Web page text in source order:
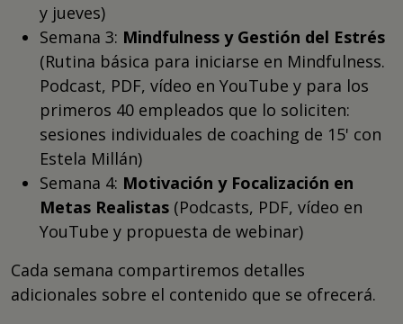
y jueves)
Semana 3: Mindfulness y Gestión del Estrés
(Rutina básica para iniciarse en Mindfulness.
Podcast, PDF, vídeo en YouTube y para los
primeros 40 empleados que lo soliciten:
sesiones individuales de coaching de 15' con
Estela Millán)
Semana 4: Motivación y Focalización en
Metas Realistas (Podcasts, PDF, vídeo en
YouTube y propuesta de webinar)
Cada semana compartiremos detalles
adicionales sobre el contenido que se ofrecerá.